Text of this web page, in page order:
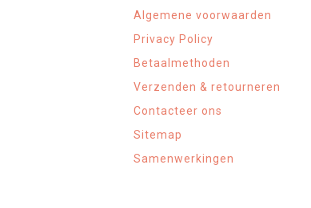
Algemene voorwaarden
Privacy Policy
Betaalmethoden
Verzenden & retourneren
Contacteer ons
Sitemap
Samenwerkingen